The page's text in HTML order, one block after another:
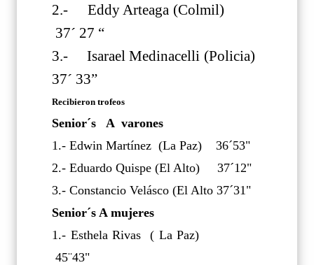
2.- Eddy Arteaga (Colmil)
37´ 27 “
3.- Isarael Medinacelli (Policia)
37´ 33”
Recibieron trofeos
Senior´s A varones
1.- Edwin Martínez (La Paz) 36´53"
2.- Eduardo Quispe (El Alto) 37´12"
3.- Constancio Velásco (El Alto 37´31"
Senior´s A mujeres
1.- Esthela Rivas ( La Paz)
45¨43"